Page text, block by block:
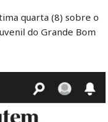
quarta (8) sobre o
do Grande Bom